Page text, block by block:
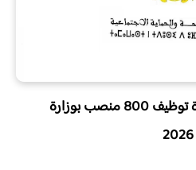
لائحة المدعوين لإجراء مبارة توظيف 800 منصب بوزارة